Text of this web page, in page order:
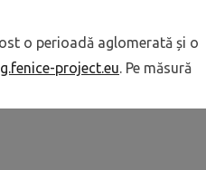
o perioadă aglomerată și o
project.eu. Pe măsură